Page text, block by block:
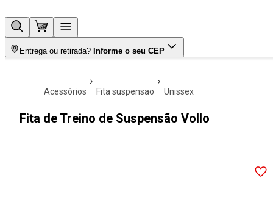
Entrega ou retirada? Informe o seu CEP
acessórios fita suspensao unissex
Fita de Treino de Suspensão Vollo